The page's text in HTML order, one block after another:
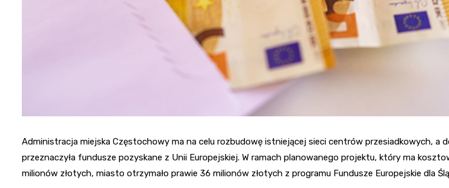
Administracja miejska Częstochowy ma na celu rozbudowę istniejącej sieci centrów przesiadkowych, a
przeznaczyła fundusze pozyskane z Unii Europejskiej. W ramach planowanego projektu, który ma
milionów złotych, miasto otrzymało prawie 36 milionów złotych z programu Fundusze Europejskie dla